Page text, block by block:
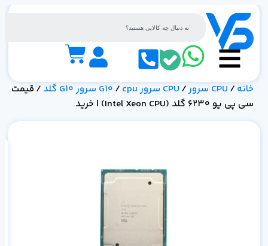
خانه / CPU سرور / CPU سرور G10 / cpu سرور G10 گلد
/ قیمت
سی پی یو 6230 گلد (Intel Xeon CPU) | خرید